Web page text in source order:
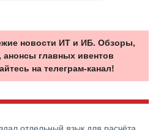
новости ИТ и ИБ. Обзоры,
анонсы главных ивентов
на телеграм-канал!
отдельный язык для расчёта